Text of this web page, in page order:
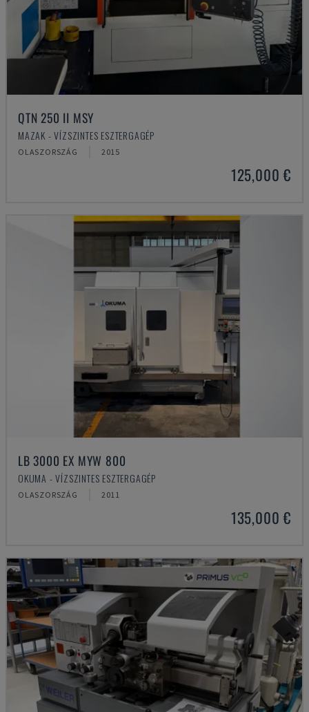
QTN 250 II MSY
MAZAK - VÍZSZINTES ESZTERGAGÉP
OLASZORSZÁG 2015
125,000 €
LB 3000 EX MYW 800
OKUMA - VÍZSZINTES ESZTERGAGÉP
OLASZORSZÁG 2011
135,000 €